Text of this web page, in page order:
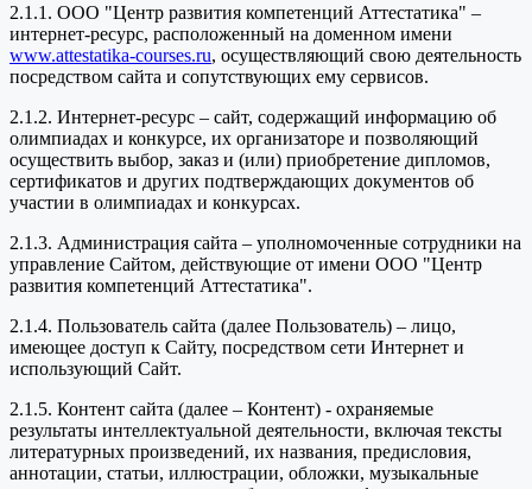
2.1.1. ООО "Центр развития компетенций Аттестатика" –
интернет-ресурс, расположенный на доменном имени
www.attestatika-courses.ru, осуществляющий свою деятельность
посредством сайта и сопутствующих ему сервисов.
2.1.2. Интернет-ресурс – сайт, содержащий информацию об
олимпиадах и конкурсе, их организаторе и позволяющий
осуществить выбор, заказ и (или) приобретение дипломов,
сертификатов и других подтверждающих документов об
участии в олимпиадах и конкурсах.
2.1.3. Администрация сайта – уполномоченные сотрудники на
управление Сайтом, действующие от имени ООО "Центр
развития компетенций Аттестатика".
2.1.4. Пользователь сайта (далее Пользователь) – лицо,
имеющее доступ к Сайту, посредством сети Интернет и
использующий Сайт.
2.1.5. Контент сайта (далее – Контент) - охраняемые
результаты интеллектуальной деятельности, включая тексты
литературных произведений, их названия, предисловия,
аннотации, статьи, иллюстрации, обложки, музыкальные